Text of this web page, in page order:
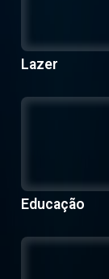
Lazer
Educação